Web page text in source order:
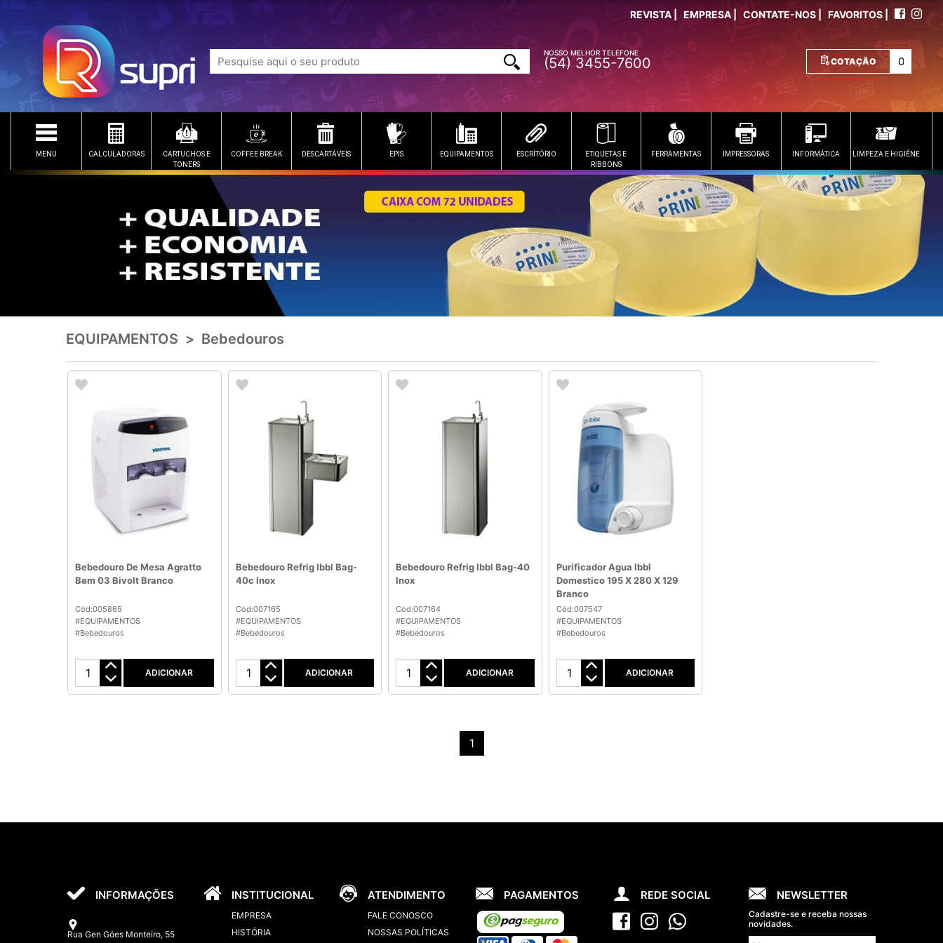
REVISTA | EMPRESA | CONTATE-NOS | FAVORITOS |
NOSSO MELHOR TELEFONE
(54) 3455-7600 COTAÇÃO
MENU CALCULADORAS
CARTUCHOS E
TONERS
COFFEE BREAK DESCARTÁVEIS EPIS EQUIPAMENTOS ESCRITÓRIO
ETIQUETAS E
RIBBONS
FERRAMENTAS IMPRESSORAS INFORMÁTICA LIMPEZA E HIGIÊNE
EQUIPAMENTOS > Bebedouros
Bebedouro De Mesa Agratto
Bem 03 Bivolt Branco
Cód:005865
#EQUIPAMENTOS
#Bebedouros
ADICIONAR
Bebedouro Refrig Ibbl Bag-
40c Inox
Cód:007165
#EQUIPAMENTOS
#Bebedouros
ADICIONAR
Bebedouro Refrig Ibbl Bag-40
Inox
Cód:007164
#EQUIPAMENTOS
#Bebedouros
ADICIONAR
Purificador Agua Ibbl
Domestico 195 X 280 X 129
Branco
Cód:007547
#EQUIPAMENTOS
#Bebedouros
ADICIONAR
1
INFORMAÇÕES
Rua Gen Góes Monteiro, 55
INSTITUCIONAL
EMPRESA
HISTÓRIA
ATENDIMENTO
FALE CONOSCO
NOSSAS POLÍTICAS
PAGAMENTOS REDE SOCIAL NEWSLETTER
Cadastre-se e receba nossas
novidades.